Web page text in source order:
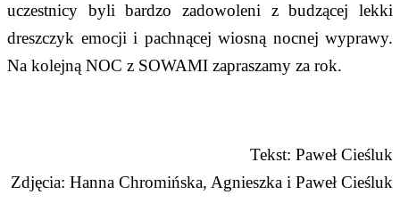
uczestnicy byli bardzo zadowoleni z budzącej lekki
dreszczyk emocji i pachnącej wiosną nocnej wyprawy.
Na kolejną NOC z SOWAMI zapraszamy za rok.
Tekst: Paweł Cieśluk
Zdjęcia: Hanna Chromińska, Agnieszka i Paweł Cieśluk